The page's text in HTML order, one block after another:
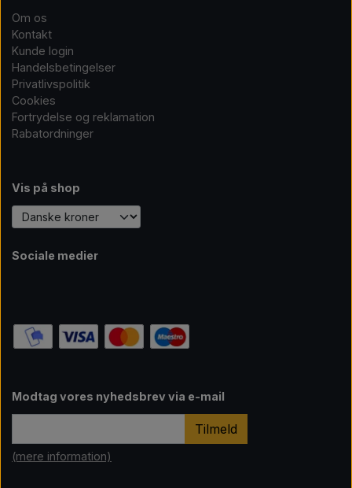
Om os
Kontakt
Kunde login
Handelsbetingelser
Privatlivspolitik
Cookies
Fortrydelse og reklamation
Rabatordninger
Vis på shop
Sociale medier
Modtag vores nyhedsbrev via e-mail
Tilmeld
(mere information)